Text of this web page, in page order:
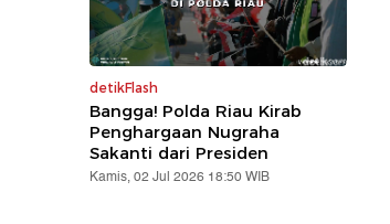
detikFlash
Bangga! Polda Riau Kirab
Penghargaan Nugraha
Sakanti dari Presiden
Kamis, 02 Jul 2026 18:50 WIB